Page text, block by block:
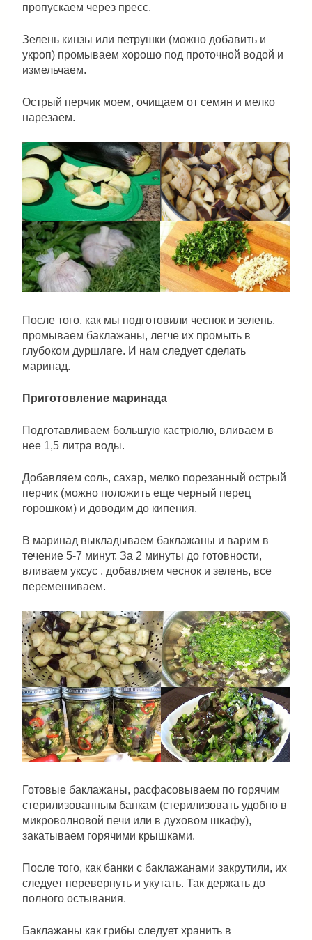
пропускаем через пресс.
Зелень кинзы или петрушки (можно добавить и
укроп) промываем хорошо под проточной водой и
измельчаем.
Острый перчик моем, очищаем от семян и мелко
нарезаем.
После того, как мы подготовили чеснок и зелень,
промываем баклажаны, легче их промыть в
глубоком дуршлаге. И нам следует сделать
маринад.
Приготовление маринада
Подготавливаем большую кастрюлю, вливаем в
нее 1,5 литра воды.
Добавляем соль, сахар, мелко порезанный острый
перчик (можно положить еще черный перец
горошком) и доводим до кипения.
В маринад выкладываем баклажаны и варим в
течение 5-7 минут. За 2 минуты до готовности,
вливаем уксус , добавляем чеснок и зелень, все
перемешиваем.
Готовые баклажаны, расфасовываем по горячим
стерилизованным банкам (стерилизовать удобно в
микроволновой печи или в духовом шкафу),
закатываем горячими крышками.
После того, как банки с баклажанами закрутили, их
следует перевернуть и укутать. Так держать до
полного остывания.
Баклажаны как грибы следует хранить в